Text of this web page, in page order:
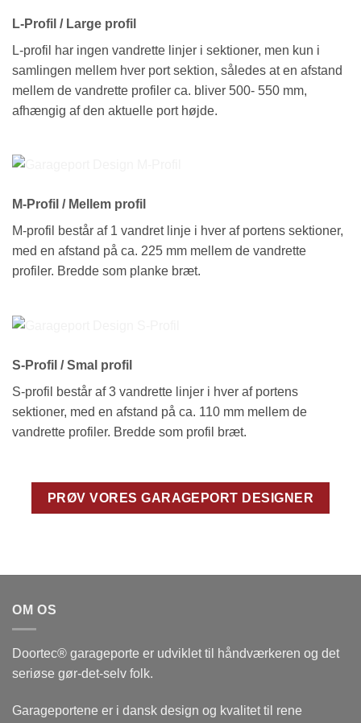
L-Profil / Large profil
L-profil har ingen vandrette linjer i sektioner, men kun i
samlingen mellem hver port sektion, således at en afstand
mellem de vandrette profiler ca. bliver 500- 550 mm,
afhængig af den aktuelle port højde.
M-Profil / Mellem profil
M-profil består af 1 vandret linje i hver af portens sektioner,
med en afstand på ca. 225 mm mellem de vandrette
profiler. Bredde som planke bræt.
S-Profil / Smal profil
S-profil består af 3 vandrette linjer i hver af portens
sektioner, med en afstand på ca. 110 mm mellem de
vandrette profiler. Bredde som profil bræt.
PRØV VORES GARAGEPORT DESIGNER
OM OS
Doortec® garageporte er udviklet til håndværkeren og det
seriøse gør-det-selv folk.
Garageportene er i dansk design og kvalitet til rene